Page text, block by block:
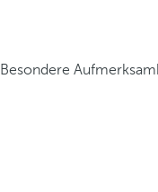
Besondere